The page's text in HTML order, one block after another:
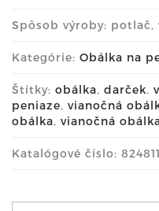
Spôsob výroby: potlač,
Kategórie: Obálka na
Štítky: obálka, darček,
peniaze, vianočná
obálka, vianočná
Katalógové číslo: